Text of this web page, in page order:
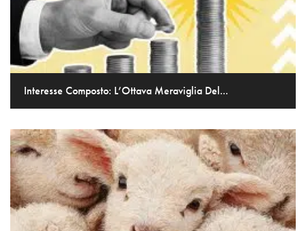
Interesse Composto: L’Ottava Meraviglia Del...